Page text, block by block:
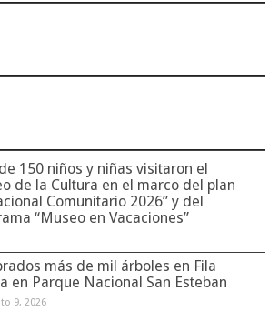
150 niños y niñas visitaron el
de la Cultura en el marco del plan
Comunitario 2026” y del
“Museo en Vacaciones”
más de mil árboles en Fila
en Parque Nacional San Esteban
9, 2026